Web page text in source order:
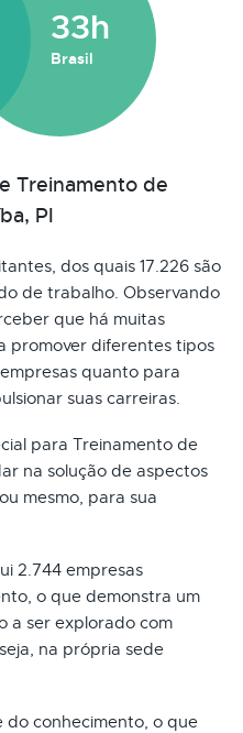
33h
Brasil
Treinamento de
PI
dos quais 17.226 são
de trabalho. Observando
que há muitas
promover diferentes tipos
quanto para
suas carreiras.
para Treinamento de
na solução de aspectos
mesmo, para sua
2.744 empresas
o que demonstra um
a ser explorado com
na própria sede
do conhecimento, o que